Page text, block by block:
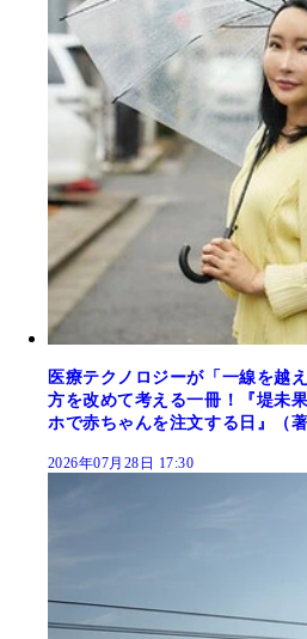
医療テクノロジーが「一線を越
方を改めて考える一冊！『堤未
ホで赤ちゃんを注文する日』（著
2026年07月28日 17:30